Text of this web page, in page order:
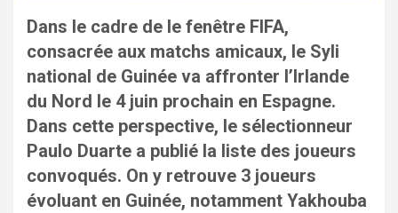
Dans le cadre de le fenêtre FIFA,
consacrée aux matchs amicaux, le Syli
national de Guinée va affronter l’Irlande
du Nord le 4 juin prochain en Espagne.
Dans cette perspective, le sélectionneur
Paulo Duarte a publié la liste des joueurs
convoqués. On y retrouve 3 joueurs
évoluant en Guinée, notamment Yakhouba